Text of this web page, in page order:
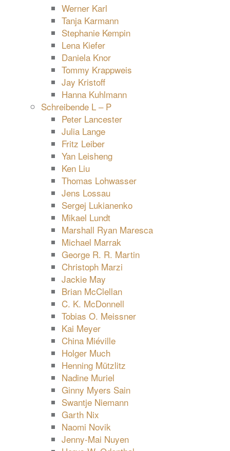
Werner Karl
Tanja Karmann
Stephanie Kempin
Lena Kiefer
Daniela Knor
Tommy Krappweis
Jay Kristoff
Hanna Kuhlmann
Schreibende L – P
Peter Lancester
Julia Lange
Fritz Leiber
Yan Leisheng
Ken Liu
Thomas Lohwasser
Jens Lossau
Sergej Lukianenko
Mikael Lundt
Marshall Ryan Maresca
Michael Marrak
George R. R. Martin
Christoph Marzi
Jackie May
Brian McClellan
C. K. McDonnell
Tobias O. Meissner
Kai Meyer
China Miéville
Holger Much
Henning Mützlitz
Nadine Muriel
Ginny Myers Sain
Swantje Niemann
Garth Nix
Naomi Novik
Jenny-Mai Nuyen